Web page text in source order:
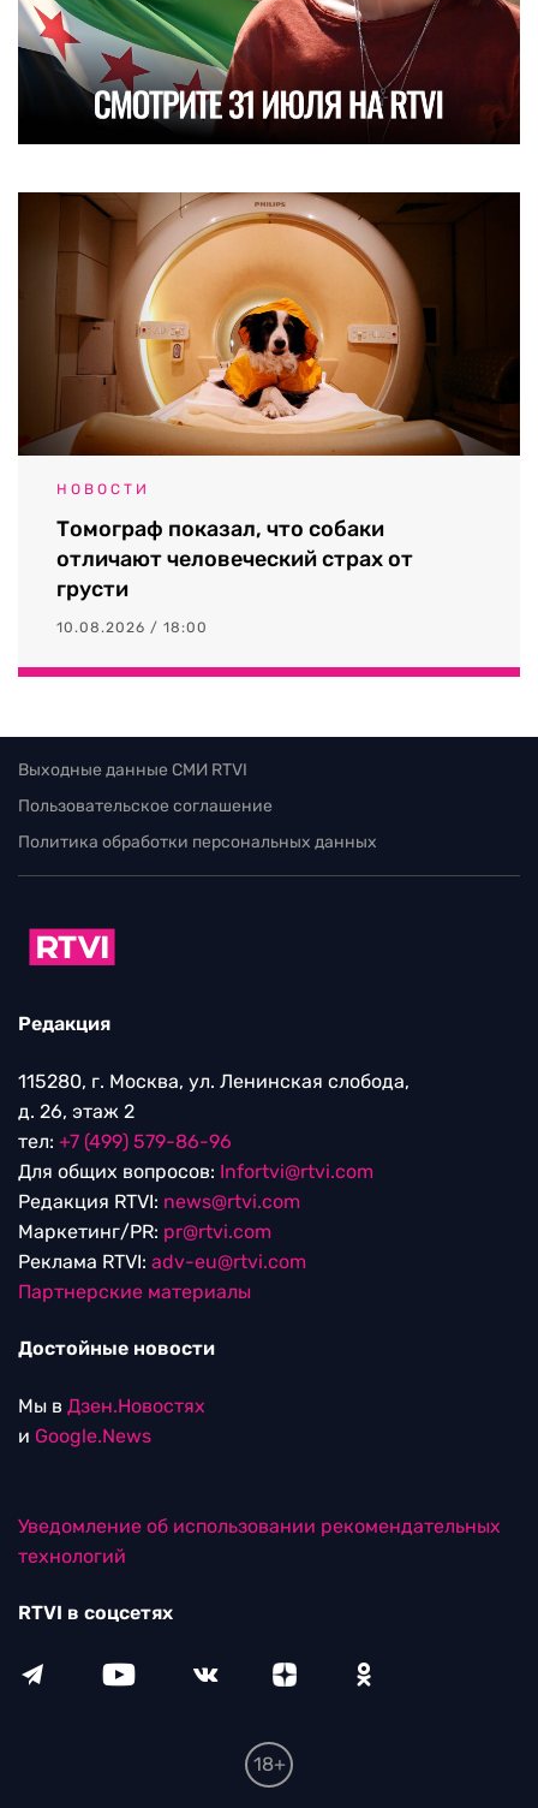
НОВОСТИ
Томограф показал, что собаки
отличают человеческий страх от
грусти
10.08.2026 / 18:00
Выходные данные СМИ RTVI
Пользовательское соглашение
Политика обработки персональных данных
Редакция
115280, г. Москва, ул. Ленинская слобода,
д. 26, этаж 2
тел: +7 (499) 579-86-96
Для общих вопросов: Infortvi@rtvi.com
Редакция RTVI: news@rtvi.com
Маркетинг/PR: pr@rtvi.com
Реклама RTVI: adv-eu@rtvi.com
Партнерские материалы
Достойные новости
Мы в Дзен.Новостях
и Google.News
Уведомление об использовании рекомендательных
технологий
RTVI в соцсетях
18+